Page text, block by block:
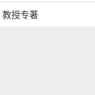
r
教授专著